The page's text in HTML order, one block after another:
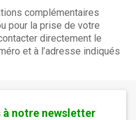
complémentaires
pour la prise de votre
directement le
et à l’adresse indiqués
à notre newsletter